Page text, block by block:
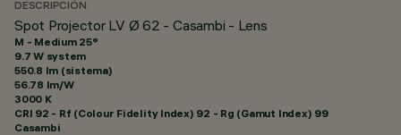
DESCRIPCIÓN
Spot Projector LV Ø 62 - Casambi - Lens
M - Medium 25°
9.7 W system
550.8 lm (sistema)
56.78 lm/W
3000 K
CRI 92 - Rf (Colour Fidelity Index) 92 - Rg (Gamut Index) 99
Casambi